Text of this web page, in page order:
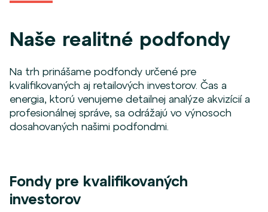
Naše realitné podfondy
Na trh prinášame podfondy určené pre
kvalifikovaných aj retailových investorov. Čas a
energia, ktorú venujeme detailnej analýze akvizícií a
profesionálnej správe, sa odrážajú vo výnosoch
dosahovaných našimi podfondmi.
Fondy pre kvalifikovaných
investorov